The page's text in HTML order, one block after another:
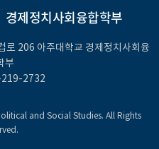
경제정치사회융합학부
로 206 아주대학교 경제정치사회융
부
2732
and Social Studies. All Rights